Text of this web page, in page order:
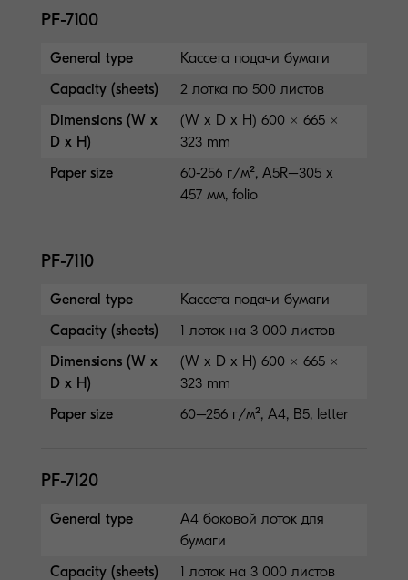
PF-7100
General type
Кассета подачи бумаги
Capacity (sheets)
2 лотка по 500 листов
Dimensions (W x
D x H)
(W x D x H) 600 × 665 ×
323 mm
Paper size
60-256 г/м², A5R–305 x
457 мм, folio
PF-7110
General type
Кассета подачи бумаги
Capacity (sheets)
1 лоток на 3 000 листов
Dimensions (W x
D x H)
(W x D x H) 600 × 665 ×
323 mm
Paper size
60–256 г/м², A4, B5, letter
PF-7120
General type
A4 боковой лоток для
бумаги
Capacity (sheets)
1 лоток на 3 000 листов